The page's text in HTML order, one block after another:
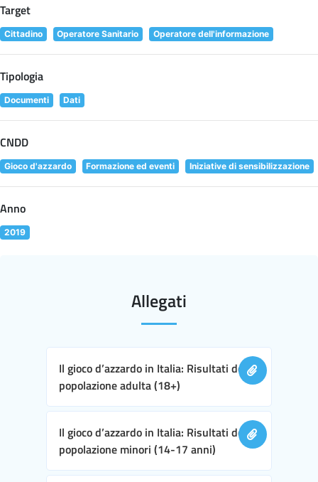
Target
Cittadino Operatore Sanitario Operatore dell'informazione
Tipologia
Documenti Dati
CNDD
Gioco d'azzardo Formazione ed eventi Iniziative di sensibilizzazione
Anno
2019
Allegati
Il gioco d’azzardo in Italia: Risultati della
popolazione adulta (18+)
Il gioco d’azzardo in Italia: Risultati della
popolazione minori (14-17 anni)